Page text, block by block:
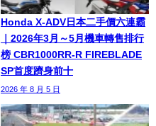
Honda X-ADV日本二手價六連霸
｜2026年3月～5月機車轉售排行
榜 CBR1000RR-R FIREBLADE
SP首度躋身前十
2026 年 8 月 5 日